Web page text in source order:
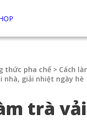
thức pha chế> Cách
nhà, giải nhiệt ngày hè
trà